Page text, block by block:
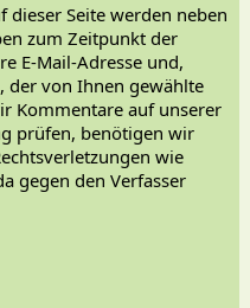
Seite werden neben
zum Zeitpunkt der
E-Mail-Adresse und,
der von Ihnen gewählte
Kommentare auf unserer
prüfen, benötigen wir
wie
gegen den Verfasser